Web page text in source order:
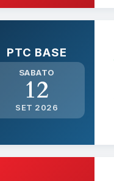
PTC BASE
SABATO
12
SET 2026